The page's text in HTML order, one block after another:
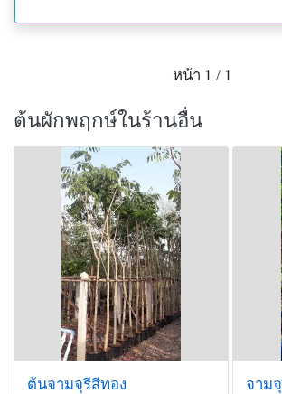
หน้า 1 / 1
ต้นผักพฤกษ์ในร้านอื่น
ต้นจามจุรีสีทอง จาม